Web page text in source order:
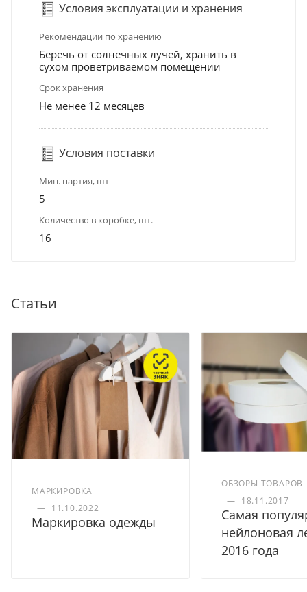
Условия эксплуатации и хранения
Рекомендации по хранению
Беречь от солнечных лучей, хранить в
сухом проветриваемом помещении
Срок хранения
Не менее 12 месяцев
Условия поставки
Мин. партия, шт
5
Количество в коробке, шт.
16
Статьи
МАРКИРОВКА
— 11.10.2022
Маркировка одежды
ОБЗОРЫ ТОВАРОВ
— 18.11.2017
Самая
нейлоновая
2016 года